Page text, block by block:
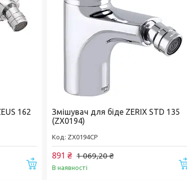
162
Купити
Змішувач для біде ZERIX STD 135
(ZX0194)
ZX0194CP
1 069,20 ₴
891 ₴
В наявності